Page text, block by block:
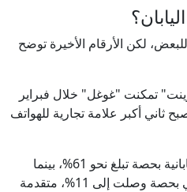
لكن الأرقام الأخيرة توضح
تمكنت "غوغل" خلال فبراير
ثاني أكبر علامة تجارية للهواتف
ولا تزال "أبل" تتصدر السوق اليابانية بحصة تبلغ نحو 61%، بينما
جاءت "غوغل" في المركز الثاني بحصة وصلت إلى 11%، متقدمة